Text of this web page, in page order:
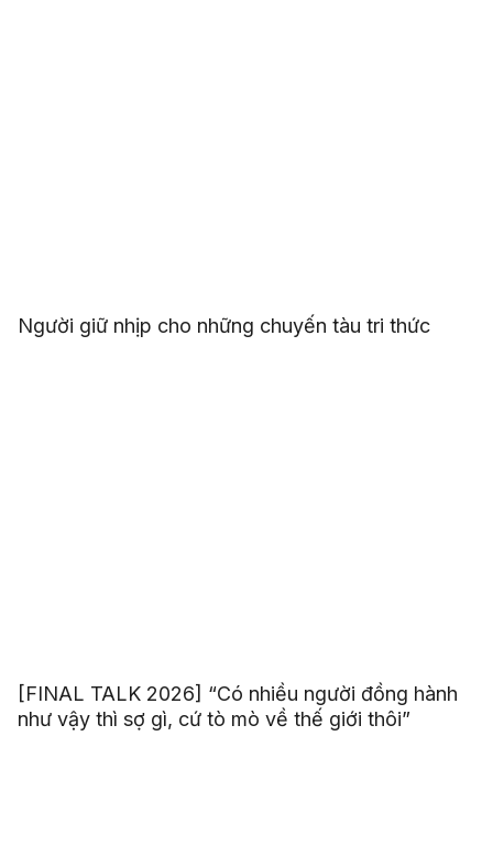
Người giữ nhịp cho những chuyến tàu tri thức
[FINAL TALK 2026] “Có nhiều người đồng hành
như vậy thì sợ gì, cứ tò mò về thế giới thôi”